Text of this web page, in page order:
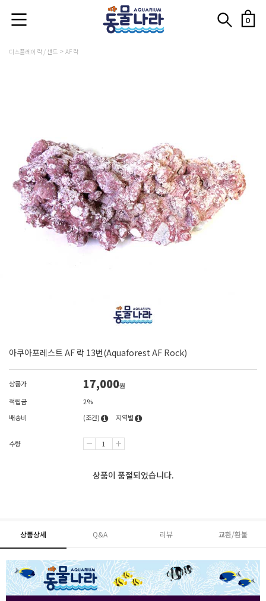
0
디스플레이 락 / 샌드 AF 락
아쿠아포레스트 AF 락 13번(Aquaforest AF Rock)
상품가 17,000원
적립금
2%
배송비
(조건) 지역별
수량
상품이 품절되었습니다.
상품상세 Q&A 리뷰 교환/환불